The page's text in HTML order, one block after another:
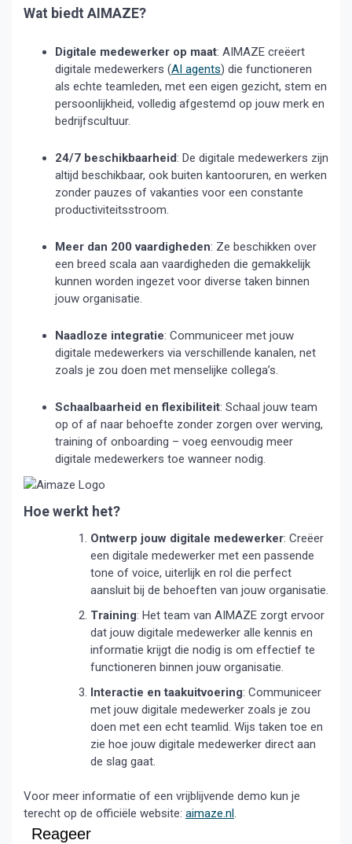
Wat biedt AIMAZE?
Digitale medewerker op maat: AIMAZE creëert
digitale medewerkers (AI agents) die functioneren
als echte teamleden, met een eigen gezicht, stem en
persoonlijkheid, volledig afgestemd op jouw merk en
bedrijfscultuur.
24/7 beschikbaarheid: De digitale medewerkers zijn
altijd beschikbaar, ook buiten kantooruren, en werken
zonder pauzes of vakanties voor een constante
productiviteitsstroom.
Meer dan 200 vaardigheden: Ze beschikken over
een breed scala aan vaardigheden die gemakkelijk
kunnen worden ingezet voor diverse taken binnen
jouw organisatie.
Naadloze integratie: Communiceer met jouw
digitale medewerkers via verschillende kanalen, net
zoals je zou doen met menselijke collega’s.
Schaalbaarheid en flexibiliteit: Schaal jouw team
op of af naar behoefte zonder zorgen over werving,
training of onboarding – voeg eenvoudig meer
digitale medewerkers toe wanneer nodig.
Hoe werkt het?
Ontwerp jouw digitale medewerker: Creëer
een digitale medewerker met een passende
tone of voice, uiterlijk en rol die perfect
aansluit bij de behoeften van jouw organisatie.
Training: Het team van AIMAZE zorgt ervoor
dat jouw digitale medewerker alle kennis en
informatie krijgt die nodig is om effectief te
functioneren binnen jouw organisatie.
Interactie en taakuitvoering: Communiceer
met jouw digitale medewerker zoals je zou
doen met een echt teamlid. Wijs taken toe en
zie hoe jouw digitale medewerker direct aan
de slag gaat.
Voor meer informatie of een vrijblijvende demo kun je
terecht op de officiële website: aimaze.nl.
Reageer